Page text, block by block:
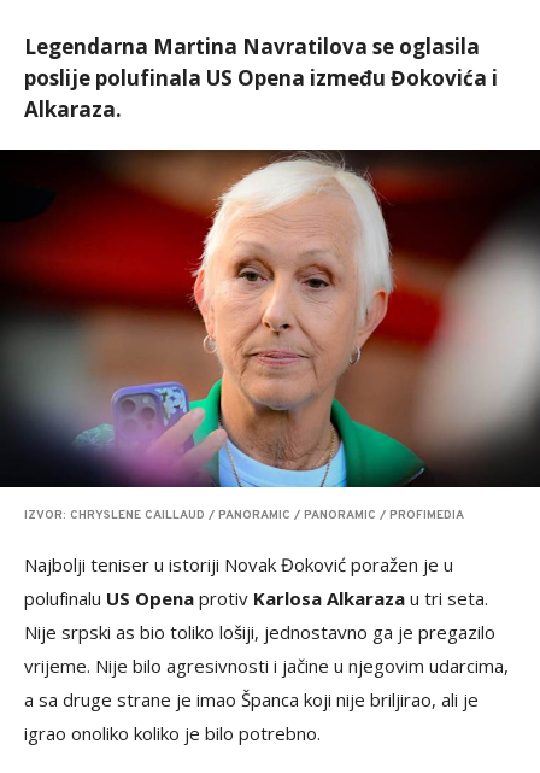
Legendarna Martina Navratilova se oglasila
poslije polufinala US Opena između Đokovića i
Alkaraza.
IZVOR: CHRYSLENE CAILLAUD / PANORAMIC / PANORAMIC / PROFIMEDIA
Najbolji teniser u istoriji Novak Đoković poražen je u
polufinalu US Opena protiv Karlosa Alkaraza u tri seta.
Nije srpski as bio toliko lošiji, jednostavno ga je pregazilo
vrijeme. Nije bilo agresivnosti i jačine u njegovim udarcima,
a sa druge strane je imao Španca koji nije briljirao, ali je
igrao onoliko koliko je bilo potrebno.